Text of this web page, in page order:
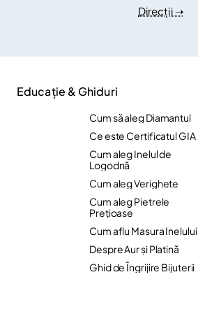
Direcții ➝
Educație & Ghiduri
Cum să aleg Diamantul
Ce este Certificatul GIA
Cum aleg Inelul de
Logodnă
Cum aleg Verighete
Cum aleg Pietrele
Preţioase
Cum aflu Masura Inelului
Despre Aur și Platină
Ghid de Îngrijire Bijuterii